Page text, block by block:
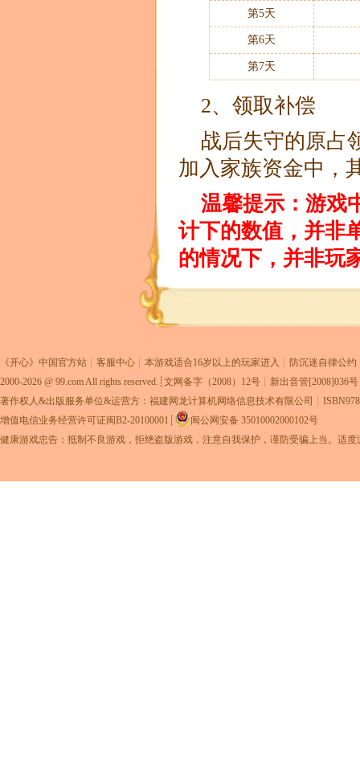
第5天
第6天
第7天
2、领取补偿
战后失守的原占
加入家族资金中，
温馨提示：游戏
计下的数值，并非
的情况下，并非玩
《开心》中国官方站┊ 客服中心 ┊本游戏适合16岁以上的玩家进入┊ 防沉迷自律公约
2000-2026 @ 99.comAll rights reserved.┊ 文网备字（2008）12号 ┊新出音管[2008]036
著作权人&出版服务单位&运营方：福建网龙计算机网络信息技术有限公司
增值电信业务经营许可证闽B2-20100001 ┊
闽公网安备 35010002000102号
健康游戏忠告：抵制不良游戏，拒绝盗版游戏，注意自我保护，谨防受骗上当。适